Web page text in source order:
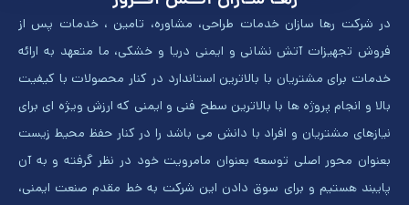
در شرکت رها سازان خدمات طراحی، مشاوره، تامین ، خدمات پس از
فروش تجهیزات آتش نشانی و ایمنی دریا و خشکی، ما متعهد به ارائه
خدمات برای مشتریان با بالاترین استاندارد در کنار محصولات با کیفیت
بالا و انجام پروژه ها با بالاترین سطح فنی و ایمنی که ارزش ویژه ای برای
نیازهای مشتریان و افراد با دانش می باشد را در کنار حفظ محیط زیست
بعنوان محور اصلی توسعه بعنوان مامرویت خود در نظر گرفته و به آن
پایبند هستیم و برای سوق دادن این شرکت به خط مقدم صنعت ایمنی،